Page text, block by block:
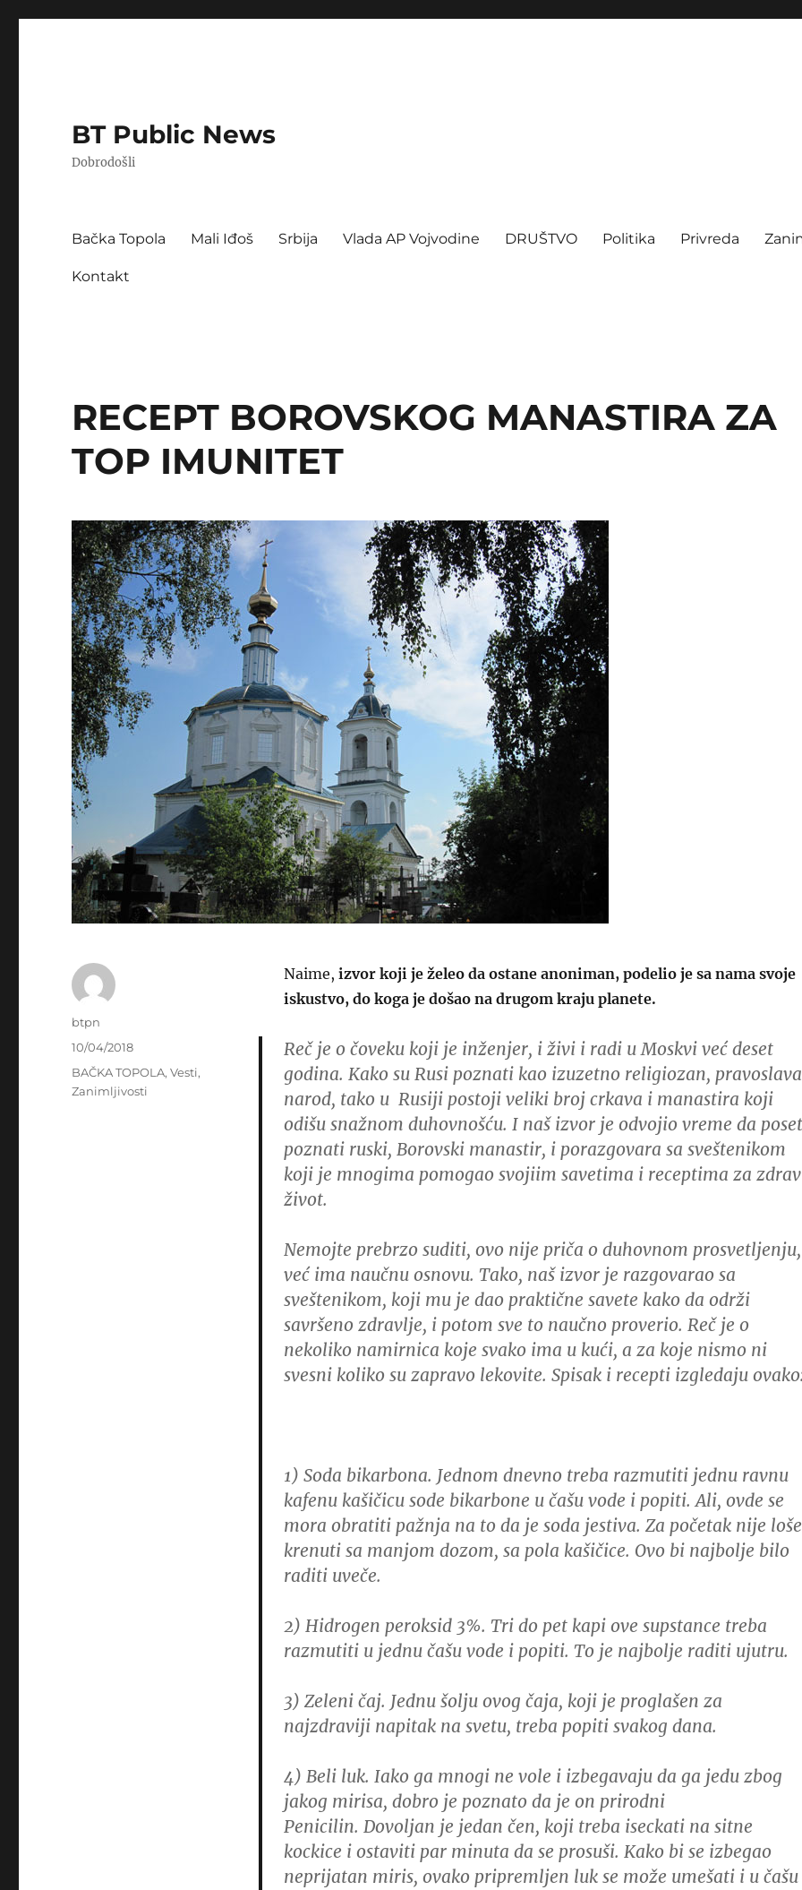
BT Public News
Dobrodošli
Bačka Topola Mali Iđoš Srbija Vlada AP Vojvodine DRUŠTVO Politika Privreda
Kontakt
RECEPT BOROVSKOG MANASTIRA ZA
TOP IMUNITET
Naime, izvor koji je želeo da ostane anoniman, podelio je sa nama svoje
iskustvo, do koga je došao na drugom kraju planete.
Reč je o čoveku koji je inženjer, i živi i radi u Moskvi već deset
godina. Kako su Rusi poznati kao izuzetno religiozan,
narod, tako u Rusiji postoji veliki broj crkava i manastira koji
odišu snažnom duhovnošću. I naš izvor je odvojio vreme da
poznati ruski, Borovski manastir, i porazgovara sa sveštenikom
koji je mnogima pomogao svojiim savetima i receptima za zdrav
život.
Nemojte prebrzo suditi, ovo nije priča o duhovnom prosvetljenju,
već ima naučnu osnovu. Tako, naš izvor je razgovarao sa
sveštenikom, koji mu je dao praktične savete kako da održi
savršeno zdravlje, i potom sve to naučno proverio. Reč je o
nekoliko namirnica koje svako ima u kući, a za koje nismo ni
svesni koliko su zapravo lekovite. Spisak i recepti izgledaju
1) Soda bikarbona. Jednom dnevno treba razmutiti jednu ravnu
kafenu kašičicu sode bikarbone u čašu vode i popiti. Ali, ovde se
mora obratiti pažnja na to da je soda jestiva. Za početak nije loše
krenuti sa manjom dozom, sa pola kašičice. Ovo bi najbolje bilo
raditi uveče.
2) Hidrogen peroksid 3%. Tri do pet kapi ove supstance treba
razmutiti u jednu čašu vode i popiti. To je najbolje raditi ujutru.
3) Zeleni čaj. Jednu šolju ovog čaja, koji je proglašen za
najzdraviji napitak na svetu, treba popiti svakog dana.
4) Beli luk. Iako ga mnogi ne vole i izbegavaju da ga jedu zbog
jakog mirisa, dobro je poznato da je on prirodni
Penicilin. Dovoljan je jedan čen, koji treba iseckati na sitne
kockice i ostaviti par minuta da se prosuši. Kako bi se izbegao
neprijatan miris, ovako pripremljen luk se može umešati i u čašu
Author
btpn
Posted
10/04/2018
Categories
BAČKA TOPOLA,Vesti,
Zanimljivosti